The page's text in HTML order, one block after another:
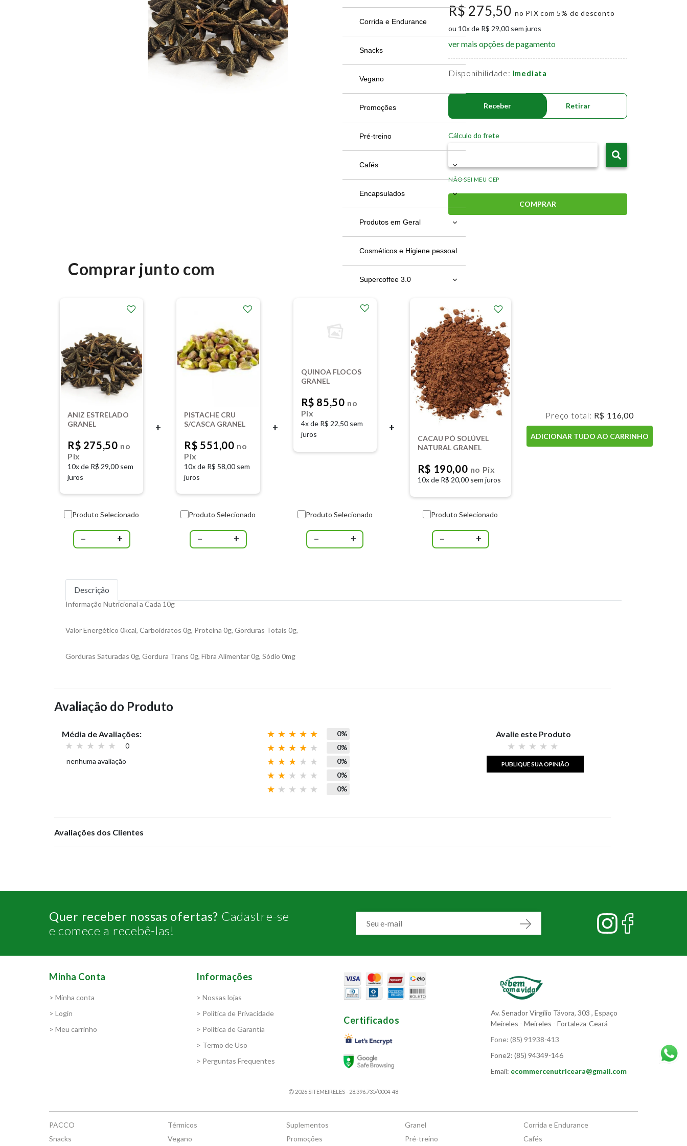
Pacco Vyta
Copos
Garrafas Get
Garrafas Oferta
Acessórios
Copo Cerveja
Garrafa
Quencher
Taça
Creatina
Proteína
Concentrado
Isolado e Hidrolisado
Veganos
Suplementos Alimentares
Aminoácidos
Colágeno
Ômegas
Vitaminas e Minerais
Corrida e Endurance
Snacks
Vegano
Promoções
Pré-treino
Cafés
Cafés
Encapsulados
Encapsulados
Produtos em Geral
Bebidas em Geral
Chocolates
Molhos, patês e geleias
Óleos e Vinagres
Cosméticos e Higiene pessoal
Supercoffee 3.0
220g
R$ 275,50 no PIX com 5% de desconto
ou 10x de R$ 29,00 sem juros
ver mais opções de pagamento
Disponibilidade: Imediata
Receber Retirar
Cálculo do frete
NÃO SEI MEU CEP
COMPRAR
Comprar junto com
ANIZ ESTRELADO
GRANEL
R$ 275,50 no
Pix
10x de R$ 29,00 sem
juros
Produto Selecionado
− +
+
PISTACHE CRU
S/CASCA GRANEL
R$ 551,00 no
Pix
10x de R$ 58,00 sem
juros
Produto Selecionado
− +
+
QUINOA FLOCOS
GRANEL
R$ 85,50 no
Pix
4x de R$ 22,50 sem
juros
Produto Selecionado
− +
+
CACAU PÓ SOLÚVEL
NATURAL GRANEL
R$ 190,00 no Pix
10x de R$ 20,00 sem juros
Produto Selecionado
− +
Preço total: R$ 116,00
ADICIONAR TUDO AO CARRINHO
Descrição
Informação Nutricional a Cada 10g
Valor Energético 0kcal, Carboidratos 0g, Proteína 0g, Gorduras Totais 0g,
Gorduras Saturadas 0g, Gordura Trans 0g, Fibra Alimentar 0g, Sódio 0mg
Avaliação do Produto
Média de Avaliações:
0
nenhuma avaliação
0%
0%
0%
0%
0%
Avalie este Produto
PUBLIQUE SUA OPINIÃO
Avaliações dos Clientes
Quer receber nossas ofertas? Cadastre-se
e comece a recebê-las!
Minha Conta
> Minha conta
> Login
> Meu carrinho
Informações
> Nossas lojas
> Política de Privacidade
> Política de Garantia
> Termo de Uso
> Perguntas Frequentes
Certificados
Av. Senador Virgílio Távora, 303 , Espaço
Meireles - Meireles - Fortaleza-Ceará
Fone: (85) 91938-413
Fone2: (85) 94349-146
Email: ecommercenutriceara@gmail.com
2026 SITEMEIRELES - 28.396.735/0004-48
PACCO Térmicos Suplementos Granel
Corrida e Endurance
Snacks
Vegano Promoções Pré-treino Cafés